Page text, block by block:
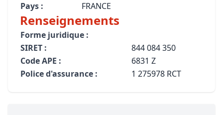
Pays :
FRANCE
Renseignements
Forme juridique :
SIRET :
844 084 350
Code APE :
6831 Z
Police d'assurance :
1 275978 RCT